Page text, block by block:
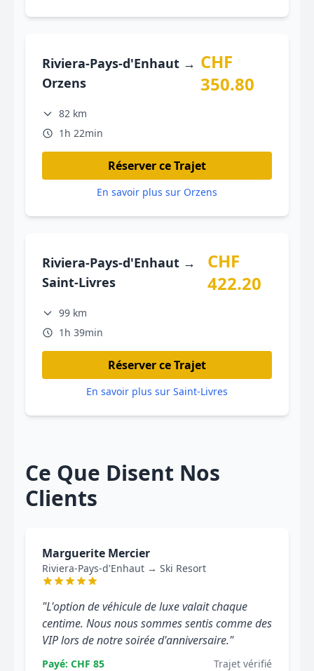
Riviera-Pays-d'Enhaut →
Orzens
CHF
350.80
82 km
1h 22min
Réserver ce Trajet
En savoir plus sur Orzens
Riviera-Pays-d'Enhaut →
Saint-Livres
CHF
422.20
99 km
1h 39min
Réserver ce Trajet
En savoir plus sur Saint-Livres
Ce Que Disent Nos
Clients
Marguerite Mercier
Riviera-Pays-d'Enhaut → Ski Resort
"L'option de véhicule de luxe valait chaque
centime. Nous nous sommes sentis comme des
VIP lors de notre soirée d'anniversaire."
Payé: CHF 85 Trajet vérifié